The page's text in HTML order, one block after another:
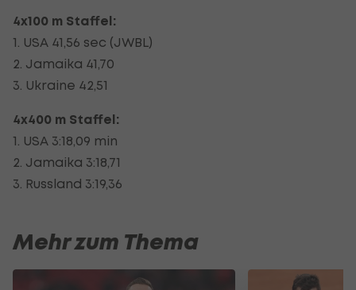
4x100 m Staffel:
1. USA 41,56 sec (JWBL)
2. Jamaika 41,70
3. Ukraine 42,51
4x400 m Staffel:
1. USA 3:18,09 min
2. Jamaika 3:18,71
3. Russland 3:19,36
Mehr zum Thema